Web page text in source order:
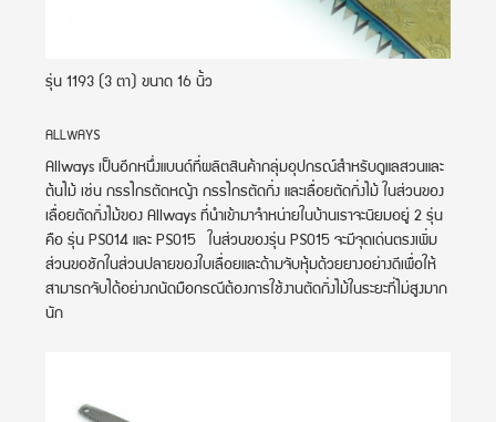
รุ่น 1193 (3 ตา) ขนาด 16 นิ้ว
ALLWAYS
Allways เป็นอีกหนึ่งแบนด์ที่ผลิตสินค้ากลุ่มอุปกรณ์สำหรับดูแลสวนและ
ต้นไม้ เช่น กรรไกรตัดหญ้า กรรไกรตัดกิ่ง และเลื่อยตัดกิ่งไม้ ในส่วนของ
เลื่อยตัดกิ่งไม้ของ Allways ที่นำเข้ามาจำหน่ายในบ้านเราจะนิยมอยู่ 2 รุ่น
คือ รุ่น PS014 และ PS015 ในส่วนของรุ่น PS015 จะมีจุดเด่นตรงเพิ่ม
ส่วนขอชักในส่วนปลายของใบเลื่อยและด้ามจับหุ้มด้วยยางอย่างดีเพื่อให้
สามารถจับได้อย่างถนัดมือกรณีต้องการใช้งานตัดกิ่งไม้ในระยะที่ไม่สูงมาก
นัก